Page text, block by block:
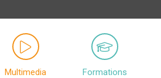
Multimedia Formations